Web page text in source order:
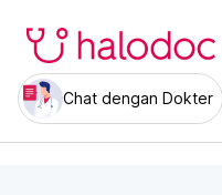
Chat dengan Dokter